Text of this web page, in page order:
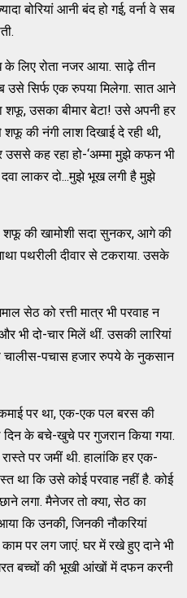
बोरियां आनी बंद हो गई, वर्ना वे सब
लिए रोता नजर आया. साढ़े तीन
सिर्फ एक रुपया मिलेगा. सात आने
उसका बीमार बेटा! उसे अपनी हर
की नंगी लाश दिखाई दे रही थी,
कह रहा हो-‘अम्मा मुझे कफन भी
दवा लाकर दो...मुझे भूख लगी है मुझे
की खामोशी सदा सुनकर, आगे की
पथरीली दीवार से टकराया. उसके
सेठ को रत्ती मात्र भी परवाह न
भी दो-चार मिलें थीं. उसकी लारियां
चालीस-पचास हजार रुपये के नुकसान
पर था, एक-एक पल बरस की
के बचे-खुचे पर गुजरान किया गया.
पर जमीं थी. हालांकि हर एक-
था कि उसे कोई परवाह नहीं है. कोई
लगा. मैनेजर तो क्या, सेठ का
कि उनकी, जिनकी नौकरियां
पर लग जाएं. घर में रखे हुए दाने भी
बच्चों की भूखी आंखों में दफन करनी